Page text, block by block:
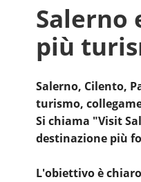
Salerno
più
Salerno, Cilento,
turismo,
Si chiama "Visit
destinazione più
L'obiettivo è